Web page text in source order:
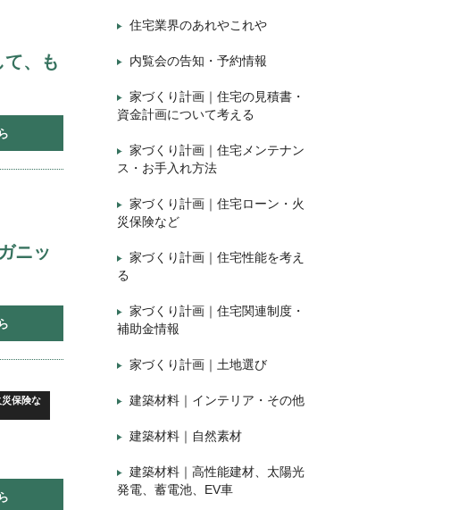
、も
ニッ
保険な
住宅業界のあれやこれや
内覧会の告知・予約情報
家づくり計画｜住宅の見積書・
資金計画について考える
家づくり計画｜住宅メンテナン
ス・お手入れ方法
家づくり計画｜住宅ローン・火
災保険など
家づくり計画｜住宅性能を考え
る
家づくり計画｜住宅関連制度・
補助金情報
家づくり計画｜土地選び
建築材料｜インテリア・その他
建築材料｜自然素材
建築材料｜高性能建材、太陽光
発電、蓄電池、EV車